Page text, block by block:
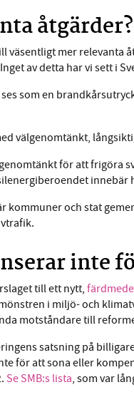
åtgärder?
väsentligt mer relevanta
av detta har vi sett i
som en
välgenomtänkt,
för att frigöra
innebär
kommuner och stat
inte
till ett nytt,
i miljö- och
motståndare till
satsning på
för att sona eller
Se SMB:s lista, som var